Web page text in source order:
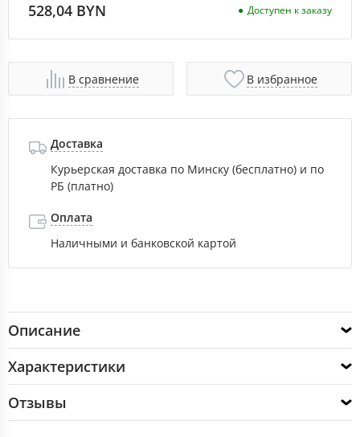
528,04 BYN Доступен к заказу
В сравнение В избранное
Доставка
Курьерская доставка по Минску (бесплатно) и по
РБ (платно)
Оплата
Наличными и банковской картой
Описание
Характеристики
Отзывы